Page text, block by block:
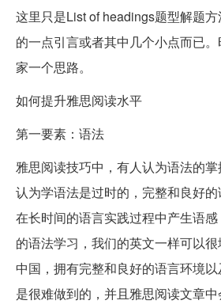
这里只是List of headings题型解题
的一点引言或者其中几个小点而已
家一个思路。
如何提升雅思阅读水平
第一要素：语法
雅思阅读技巧中，有人认为语法的
认为学语法是过时的，完整和良好
在长时间的语言实践过程中产生语
的语法学习，我们的英文一样可以
中国，拥有完整和良好的语言环境
是很难做到的，并且雅思阅读文章中